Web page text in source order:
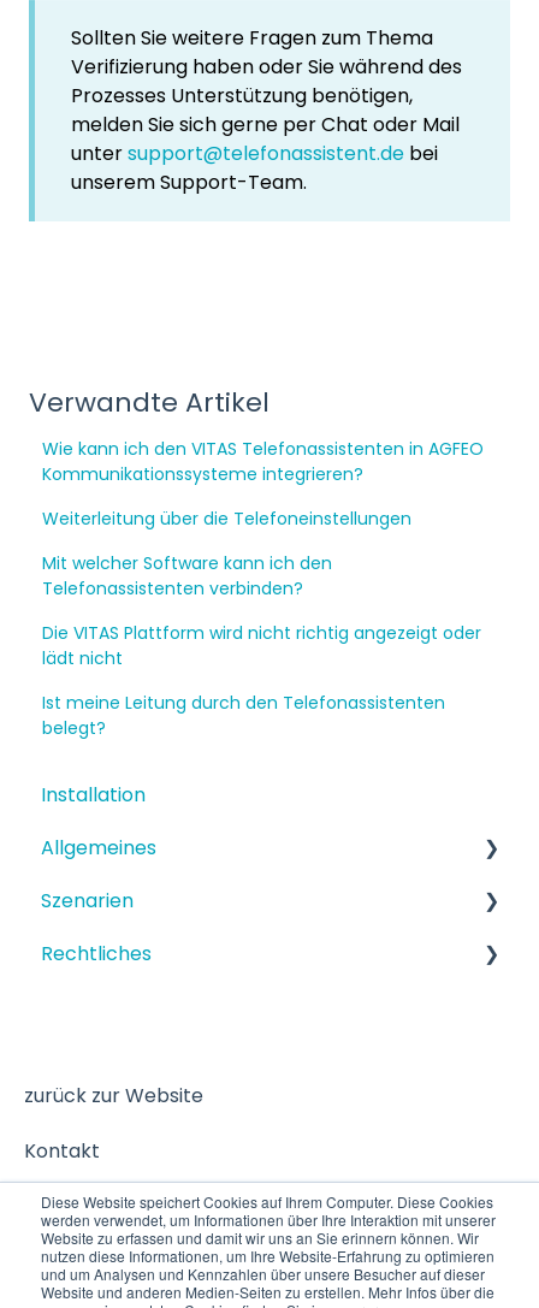
Diese Website speichert Cookies auf Ihrem Computer. Diese Cookies
werden verwendet, um Informationen über Ihre Interaktion mit unserer
Website zu erfassen und damit wir uns an Sie erinnern können. Wir
nutzen diese Informationen, um Ihre Website-Erfahrung zu optimieren
und um Analysen und Kennzahlen über unsere Besucher auf dieser
Website und anderen Medien-Seiten zu erstellen. Mehr Infos über die
Sollten Sie weitere Fragen zum Thema
Verifizierung haben oder Sie während des
Prozesses Unterstützung benötigen,
melden Sie sich gerne per Chat oder Mail
untersupport@telefonassistent.de bei
unserem Support-Team.
Verwandte Artikel
Wie kann ich den VITAS Telefonassistenten in AGFEO
Kommunikationssysteme integrieren?
Weiterleitung über die Telefoneinstellungen
Mit welcher Software kann ich den
Telefonassistenten verbinden?
Die VITAS Plattform wird nicht richtig angezeigt oder
lädt nicht
Ist meine Leitung durch den Telefonassistenten
belegt?
Installation
Allgemeines
Funktionen
Einrichtung
Szenarien
Strukturiertes Szenario
Rechtliches
zurück zur Website
Kontakt